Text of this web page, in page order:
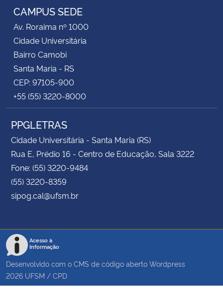
CAMPUS SEDE
Av. Roraima nº 1000
Cidade Universitária
Bairro Camobi
Santa Maria - RS
CEP: 97105-900
+55 (55) 3220-8000
PPGLETRAS
Cidade Universitária - Santa Maria (RS)
Rua E, Prédio 16 - Centro de Educação, Sala 3222
Fone: (55) 3220-9484
(55) 3220-8359
sipog.cal@ufsm.br
Acesso à
Informação
Desenvolvido com o CMS de código aberto Wordpress
2026 UFSM / CPD